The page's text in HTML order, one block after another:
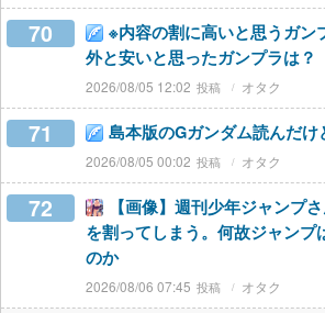
70
※内容の割に高いと思うガン
外と安いと思ったガンプラは？
2026/08/05 12:02 オタク
71 島本版のGガンダム読んだけ
2026/08/05 00:02 オタク
72
【画像】週刊少年ジャンプ
を割ってしまう。何故ジャンプ
のか
2026/08/06 07:45 オタク